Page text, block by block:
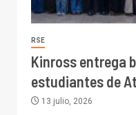
RSE
Kinross entrega
estudiantes de
13 julio, 2026